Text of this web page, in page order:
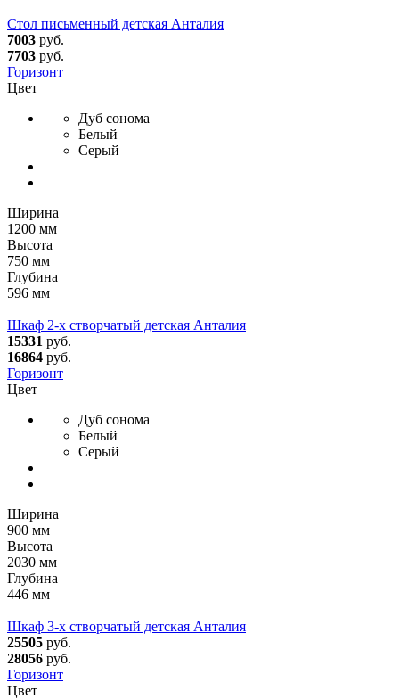
Стол письменный детская Анталия
7003 руб.
7703 руб.
Горизонт
Цвет
Дуб сонома
Белый
Серый
Ширина
1200 мм
Высота
750 мм
Глубина
596 мм
Шкаф 2-х створчатый детская Анталия
15331 руб.
16864 руб.
Горизонт
Цвет
Дуб сонома
Белый
Серый
Ширина
900 мм
Высота
2030 мм
Глубина
446 мм
Шкаф 3-х створчатый детская Анталия
25505 руб.
28056 руб.
Горизонт
Цвет